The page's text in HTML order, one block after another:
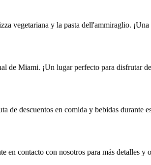
vegetariana y la pasta dell'ammiraglio.
de Miami. ¡Un lugar perfecto para disfrutar
de descuentos en comida y bebidas durante
en contacto con nosotros para más detalles y